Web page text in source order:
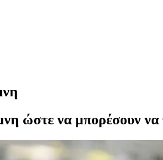
ώστε να μπορέσουν